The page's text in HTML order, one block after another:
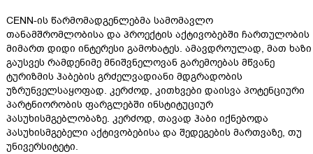
CENN-ის წარმომადგენლებმა სამომავლო
თანამშრომლობისა და პროექტის აქტივობებში ჩართულობის
მიმართ დიდი ინტერესი გამოხატეს. ამავდროულად, მათ ხაზი
გაუსვეს რამდენიმე მნიშვნელოვან გარემოებას მწვანე
ტურიზმის ჰაბების გრძელვადიანი მდგრადობის
უზრუნველსაყოფად. კერძოდ, კითხვები დაისვა პოტენციური
პარტნიორობის ფარგლებში ინსტიტუციურ
პასუხისმგებლობაზე. კერძოდ, თავად ჰაბი იქნებოდა
პასუხისმგებელი აქტივობებისა და შედეგების მართვაზე, თუ
უნივერსიტეტი.